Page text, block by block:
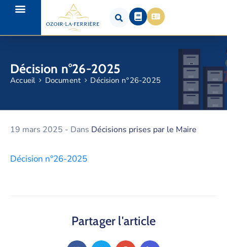
Décision n°26-2025
Accueil Document Décision n°26-2025
19 mars 2025 - Dans Décisions prises par le Maire
Décision n°26-2025
Partager l'article